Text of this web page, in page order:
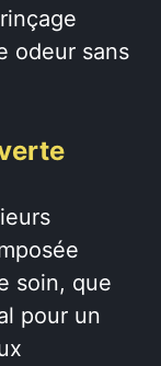
odeur sans
soin, que
pour un